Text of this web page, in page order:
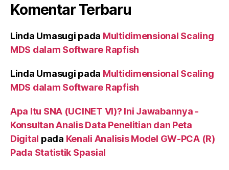
Komentar Terbaru
Linda Umasugi pada Multidimensional Scaling
MDS dalam Software Rapfish
Linda Umasugi pada Multidimensional Scaling
MDS dalam Software Rapfish
Apa Itu SNA (UCINET VI)? Ini Jawabannya -
Konsultan Analis Data Penelitian dan Peta
Digital pada Kenali Analisis Model GW-PCA (R)
Pada Statistik Spasial